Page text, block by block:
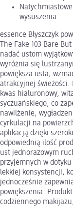
wysuszenia
essence Błyszczyk
The Fake 103 Bare
nadać ustom
wyróżnia się
powiększa usta,
atrakcyjnej świeżości.
kwas hialuronowy,
syczuańskiego, co
nawilżenie,
cyrkulacji na
aplikacją dzięki
odpowiednią ilość
ust jednorazowym
przyjemnych w
lekkiej konsystencji,
jednocześnie
powiększenia.
codziennego